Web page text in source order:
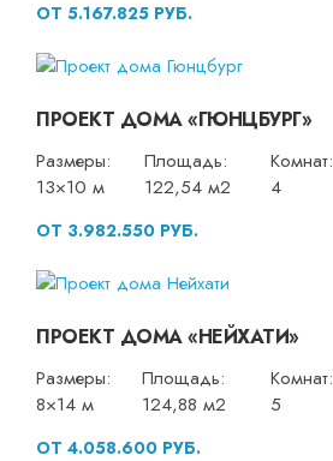
ОТ 5.167.825 РУБ.
ПРОЕКТ ДОМА «ГЮНЦБУРГ»
Размеры:
13×10 м
Площадь:
122,54 м2
Комнат:
4
ОТ 3.982.550 РУБ.
ПРОЕКТ ДОМА «НЕЙХАТИ»
Размеры:
8×14 м
Площадь:
124,88 м2
Комнат:
5
ОТ 4.058.600 РУБ.